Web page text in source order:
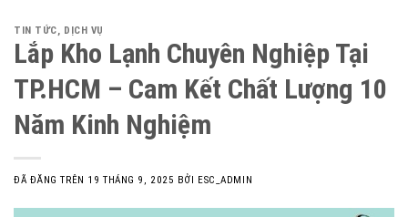
dungTIN TỨC, DỊCH VỤ
Lắp Kho Lạnh Chuyên Nghiệp Tại
TP.HCM – Cam Kết Chất Lượng 10
Năm Kinh Nghiệm
ĐÃ ĐĂNG TRÊN 19 THÁNG 9, 2025 BỞI ESC_ADMIN